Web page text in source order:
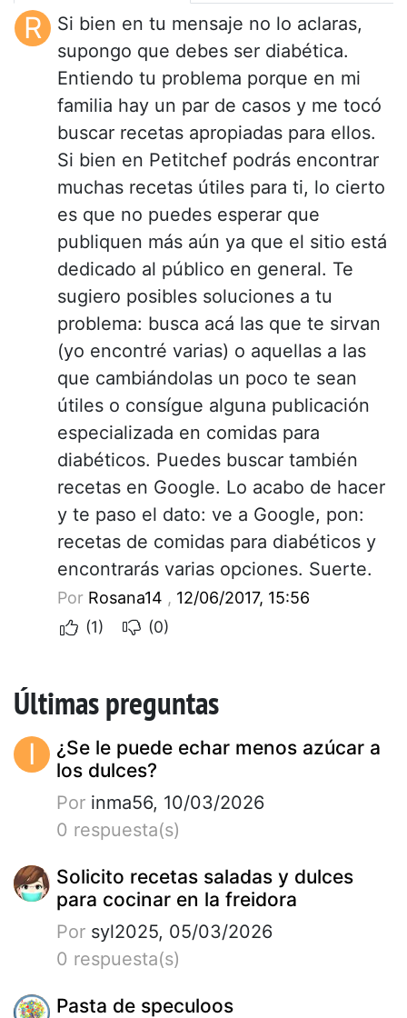
R
Si bien en tu mensaje no lo aclaras,
supongo que debes ser diabética.
Entiendo tu problema porque en mi
familia hay un par de casos y me tocó
buscar recetas apropiadas para ellos.
Si bien en Petitchef podrás encontrar
muchas recetas útiles para ti, lo cierto
es que no puedes esperar que
publiquen más aún ya que el sitio está
dedicado al público en general. Te
sugiero posibles soluciones a tu
problema: busca acá las que te sirvan
(yo encontré varias) o aquellas a las
que cambiándolas un poco te sean
útiles o consígue alguna publicación
especializada en comidas para
diabéticos. Puedes buscar también
recetas en Google. Lo acabo de hacer
y te paso el dato: ve a Google, pon:
recetas de comidas para diabéticos y
encontrarás varias opciones. Suerte.
Por Rosana14 , 12/06/2017, 15:56
(1)
(0)
Últimas preguntas
I
¿Se le puede echar menos azúcar a
los dulces?
Por inma56, 10/03/2026
0 respuesta(s)
Solicito recetas saladas y dulces
para cocinar en la freidora
Por syl2025, 05/03/2026
0 respuesta(s)
Pasta de speculoos